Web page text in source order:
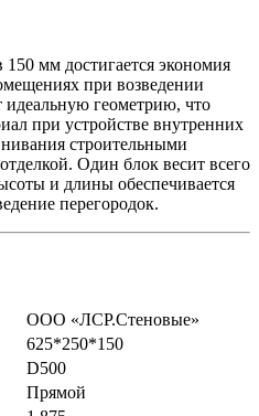
мм достигается экономия
при возведении
идеальную геометрию, что
при устройстве внутренних
строительными
Один блок весит всего
и длины обеспечивается
перегородок.
ООО «ЛСР.Стеновые»
625*250*150
D500
Прямой